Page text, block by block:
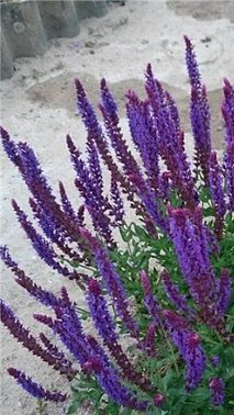
Выберите город
Обратный звонокЗаказать
Каталог
Семена
Грунты
Газонные травы,
Горшки, рассадники,
Посадочный материал
Садовый инструмент,
Консервирование